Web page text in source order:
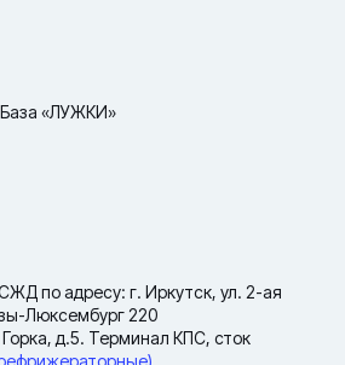
«ЛУЖКИ»
по адресу: г. Иркутск, ул. 2-ая
Люксембург 220
Горка, д.5. Терминал КПС, сток